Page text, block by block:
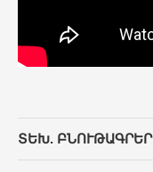
ՏԵԽ. ԲՆՈՒԹԱԳՐԵՐ